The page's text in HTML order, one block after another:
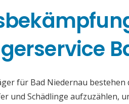
für Bad Niedernau
und Schädlinge aufzuzählen,